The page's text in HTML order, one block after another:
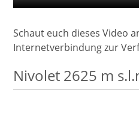
Schaut euch dieses Video
Internetverbindung zur
Nivolet 2625 m